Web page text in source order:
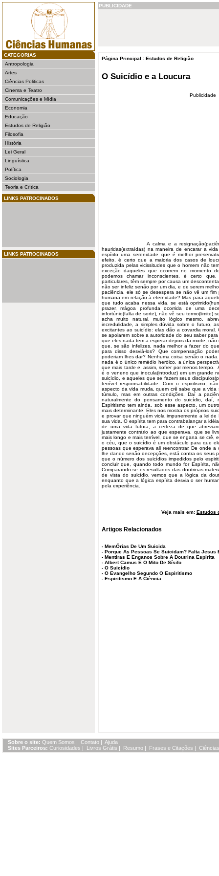
CATEGORIAS
Antropologia
Artes
Ciências Politicas
Cinema e Teatro
Comunicações e Mídia
Economia
Educação
Estudos de Religião
Filosofia
História
Lei Geral
Linguística
Política
Sociologia
Teoria e Crítica
LINKS PATROCINADOS
LINKS PATROCINADOS
PUBLICIDADE
Página Principal : Estudos de Religião
O Suicídio e a Loucura
Publicidade
A calma e a resignação(paciência
hauridas(extraídas) na maneira de encarar a
espírito uma serenidade que é melhor
efeito, é certo que a maioria dos casos de
produzida pelas vicissitudes que o homem não
exceção daqueles que ocorrem no momento
podemos chamar inconscientes, é certo
particulares, têm sempre por causa um
não ser infeliz senão por um dia, e de serem
paciência, ele só se desespera se não vê um
humana em relação à eternidade? Mas para
que tudo acaba nessa vida, se está
prazer, mágoa profunda ocorrida de uma
infortúnio(falta de sorte), não vê seu termo(limite)
acha muito natural, muito lógico mesmo,
incredulidade, a simples dúvida sobre o futuro,
excitantes ao suicídio: elas dão a covardia
se apoiarem sobre a autoridade do seu saber
que eles nada tem a esperar depois da morte,
que, se são infelizes, nada melhor a fazer do
para disso desviá-los? Que compensação
poderiam lhes dar? Nenhuma coisa senão o
nada é o único remédio heróico, a única
que mais tarde e, assim, sofrer por menos tempo.
é o veneno que inocula(introduz) em um grande
suicídio, e aqueles que se fazem seus
terrível responsabilidade. Com o espiritismo,
aspecto da vida muda, quem crê sabe que a vida
túmulo, mas em outras condições. Daí a
naturalmente do pensamento do suicídio, daí,
Espiritismo tem ainda, sob esse aspecto, um
mais determinante. Eles nos mostra os próprios
e provar que ninguém viola impunemente a lei
sua vida. O espírita tem para contrabalançar a
de uma vida futura, a certeza de que
justamente contrário ao que esperava, que se
mais longo e mais terrível, que se engana se crê,
o céu, que o suicídio é um obstáculo para que
pessoas que esperava ali reencontrar. De onde
lhe dando senão decepções, está contra os seus
que o número dos suicídios impedidos pelo
concluir que, quando todo mundo for Espírita,
Comparando-se os resultados das doutrinas
de vista do suicídio, vemos que a lógica da
enquanto que a lógica espírita desvia o ser
pela experiência.
Veja mais em: Estudos
Artigos Relacionados
- MemÓrias De Um Suicida
- Porque As Pessoas Se Suicidam? Falta Jesus
- Mentiras E Enganos Sobre A Doutrina Espírita
- Albert Camus E O Mito De Sísifo
- O Suicídio
- O Evangelho Segundo O Espiritismo
- Espiritismo E A Ciência
Sobre o site: Quem Somos | Contato | Ajuda
Sites Parceiros: Curiosidades | Livros Grátis | Resumo | Frases e Citações |